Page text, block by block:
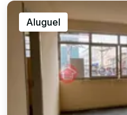
Aluguel